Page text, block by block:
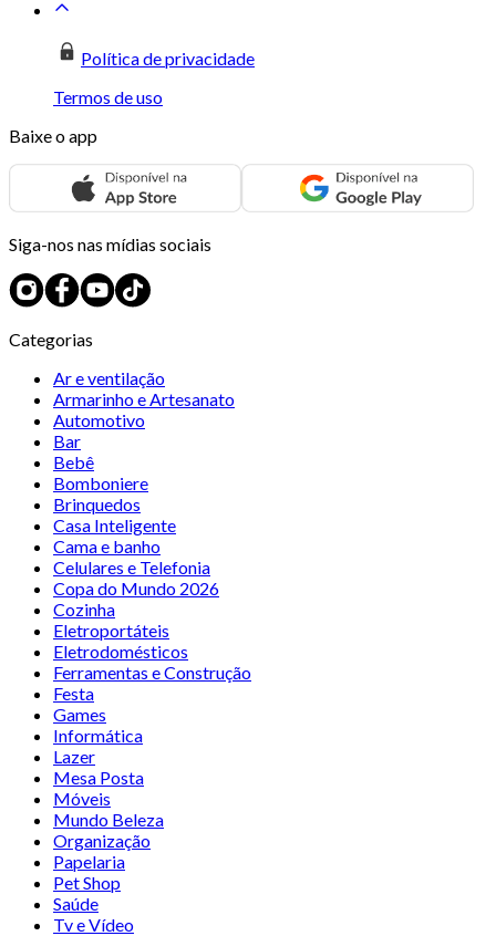
Política de privacidade
Termos de uso
Baixe o app
Siga-nos nas mídias sociais
Categorias
Ar e ventilação
Armarinho e Artesanato
Automotivo
Bar
Bebê
Bomboniere
Brinquedos
Casa Inteligente
Cama e banho
Celulares e Telefonia
Copa do Mundo 2026
Cozinha
Eletroportáteis
Eletrodomésticos
Ferramentas e Construção
Festa
Games
Informática
Lazer
Mesa Posta
Móveis
Mundo Beleza
Organização
Papelaria
Pet Shop
Saúde
Tv e Vídeo